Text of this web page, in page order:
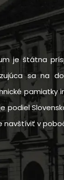
je štátna
sa na
pamiatky
podiel
v